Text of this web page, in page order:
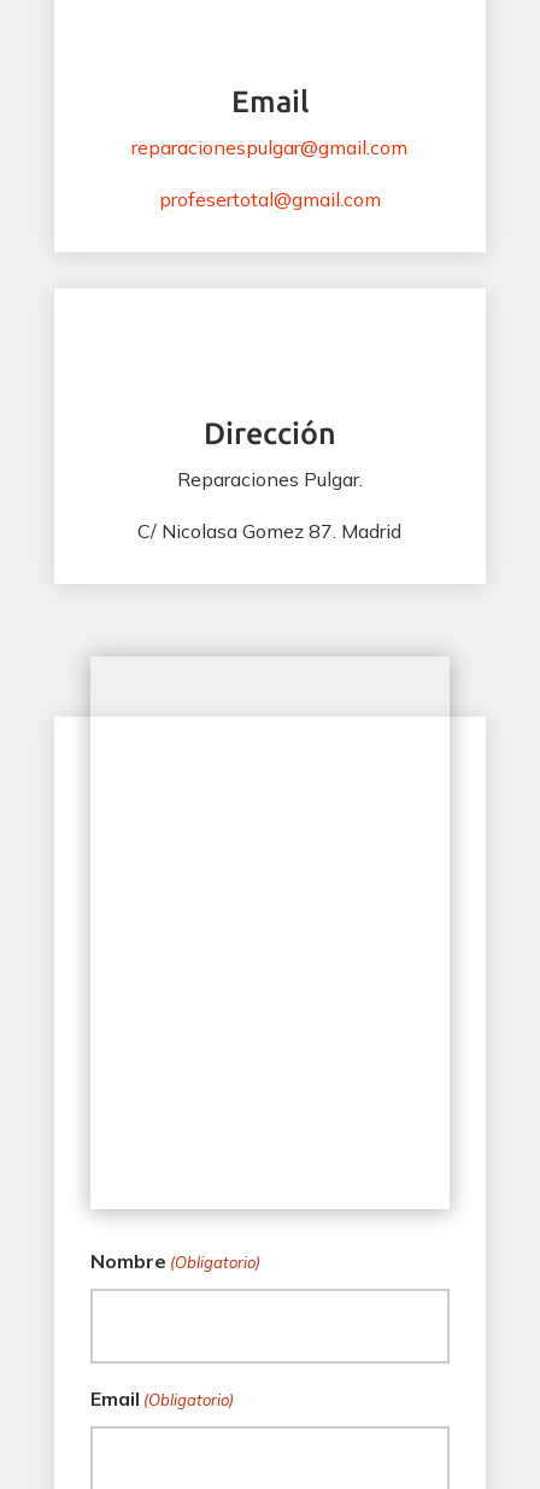
Email
reparacionespulgar@gmail.com
profesertotal@gmail.com
Dirección
Reparaciones Pulgar.
C/ Nicolasa Gomez 87. Madrid
Nombre (Obligatorio)
Email (Obligatorio)